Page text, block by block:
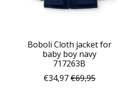
Boboli Cloth jacket for
baby boy navy
717263B
€34,97€69,95